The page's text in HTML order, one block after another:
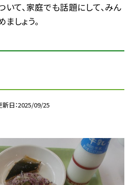
いて、家庭でも話題にして、みん
しょう。
新日 2025/09/25